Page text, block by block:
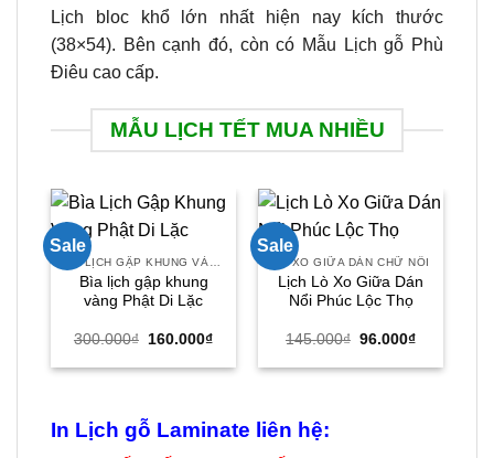
Lịch bloc khổ lớn nhất hiện nay kích thước
(38×54). Bên cạnh đó, còn có Mẫu Lịch gỗ Phù
Điêu cao cấp.
MẪU LỊCH TẾT MUA NHIỀU
Sale
Bìa lịch gập khung
vàng Phật Di Lặc
300.000₫
Giá
là:
160.000₫Giá
tại
Sale
LÒ XO GIỮA DÁN CHỮ NỔI
Lịch Lò Xo Giữa Dán
Nổi Phúc Lộc Thọ
145.000₫ Giá
là:
96.000₫Giá
tại
In Lịch gỗ Laminate liên hệ: